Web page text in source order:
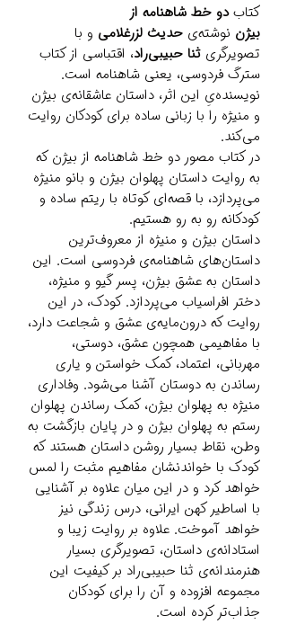
کتابدو خط شاهنامه از
بیژن نوشته‌ی حدیث لزرغلامی و با
تصویرگری ثنا حبیبی‌راد، اقتباسی از کتاب
سترگ فردوسی، یعنی شاهنامه است.
نویسنده‌یِ این اثر، داستان عاشقانه‌ی بیژن
و منیژه را با زبانی ساده برای کودکان روایت
می‌کند.
در کتاب مصور دو خط شاهنامه از بیژن که
به روایت داستان پهلوان بیژن و بانو منیژه
می‌پردازد، با قصه‌ای کوتاه با ریتم ساده و
کودکانه رو به رو هستیم.
داستان بیژن و منیژه از معروف‌ترین
داستان‌های شاهنامه‌ی فردوسی است. این
داستان به عشق بیژن، پسر گیو و منیژه،
دختر افراسیاب می‌پردازد. کودک، در این
روایت که درون‌مایه‌ی عشق و شجاعت دارد،
با مفاهیمی همچون عشق، دوستی،
مهربانی، اعتماد، کمک خواستن و یاری
رساندن به دوستان آشنا می‌شود. وفاداری
منیژه به پهلوان بیژن، کمک رساندن پهلوان
رستم به پهلوان بیژن و در پایان بازگشت به
وطن، نقاط بسیار روشن داستان هستند که
کودک با خواندنشان مفاهیم مثبت را لمس
خواهد کرد و در این میان علاوه بر آشنایی
با اساطیر کهن ایرانی، درس زندگی نیز
خواهد آموخت. علاوه بر روایت زیبا و
استادانه‌ی داستان، تصویرگری بسیار
هنرمندانه‌ی ثنا حبیبی‌راد بر کیفیت این
مجموعه افزوده و آن را برای کودکان
جذاب‌تر کرده است.